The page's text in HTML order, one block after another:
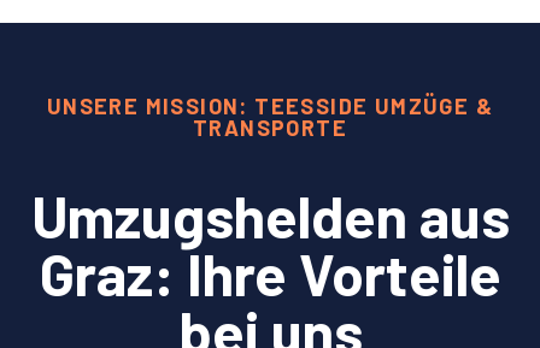
UNSERE MISSION: TEESSIDE UMZÜGE &
TRANSPORTE
Umzugshelden aus
Graz: Ihre Vorteile
bei uns